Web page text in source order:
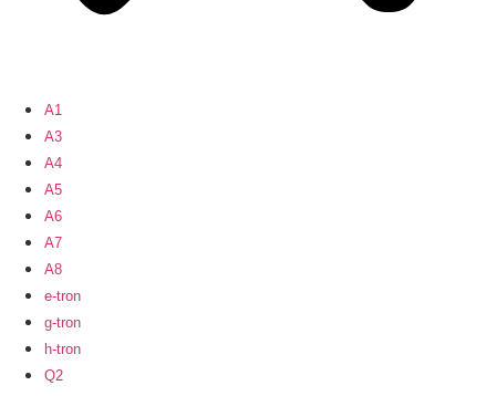
A1
A3
A4
A5
A6
A7
A8
e-tron
g-tron
h-tron
Q2